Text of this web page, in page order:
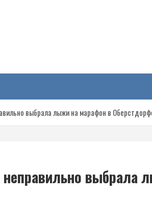
выбрала лыжи на марафон в
неправильно выбрала